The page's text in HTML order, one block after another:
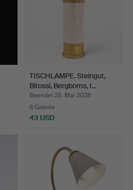
TISCHLAMPE. Steingut,
Bitossi, Bergboms, I…
Beendet 25. Mai 2026
6 Gebote
43 USD